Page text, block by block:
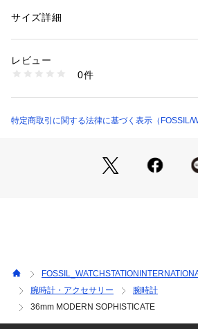
ブランド名：FOSSIL, フォッシル
コレクション名：MODERN
FOSSIL(フォッシル)について
ツに、古くから続くベストなものを現代
ら、ハイクオリティなウォッチ、バッグ
※ご覧のモニター環境、照明等により実
ってみえる場合がございます。
※納品書は、保証書の代わりとなります
ますようお願いします 。
性別：レディース
素材：ステンレススチール / ステンレススチール
商品番号：
BQ3912 （ショップ）
サイズ詳細
レビュー
0件
特定商取引に関する法律に基づく表示（FOSSIL/
腕時計・アクセサリー
腕時計
36mm MODERN SOPHISTICATE